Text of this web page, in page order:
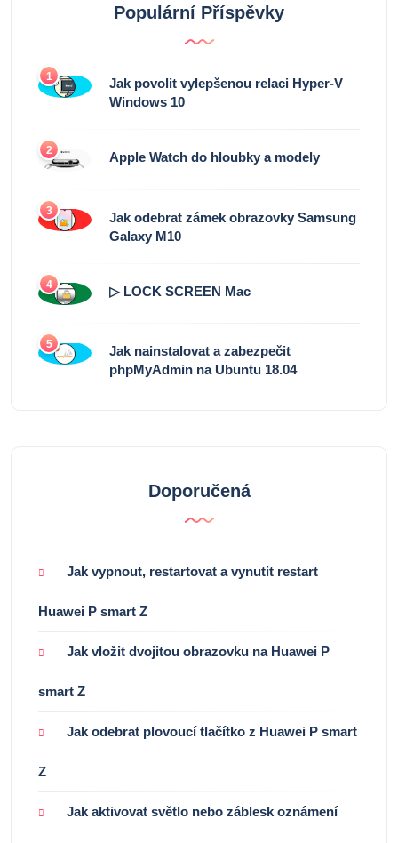
Populární Příspěvky
1
Jak povolit vylepšenou relaci Hyper-V
Windows 10
2 Apple Watch do hloubky a modely
3
Jak odebrat zámek obrazovky Samsung
Galaxy M10
4 ▷ LOCK SCREEN Mac
5
Jak nainstalovat a zabezpečit
phpMyAdmin na Ubuntu 18.04
Doporučená
Jak vypnout, restartovat a vynutit restart
Huawei P smart Z
Jak vložit dvojitou obrazovku na Huawei P
smart Z
Jak odebrat plovoucí tlačítko z Huawei P smart
Z
Jak aktivovat světlo nebo záblesk oznámení